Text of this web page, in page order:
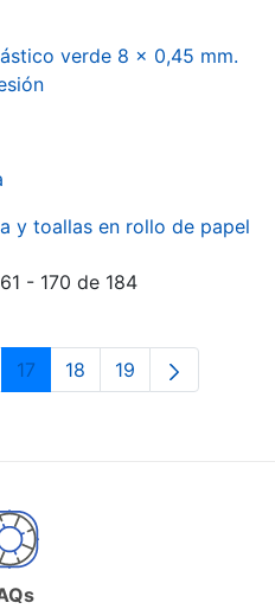
verde 8 x 0,45 mm.
y toallas en rollo de papel
- 170 de 184
intermedias Use TAB para
Página
17 Página
18 Página
19